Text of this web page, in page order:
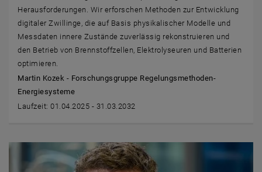
Herausforderungen. Wir erforschen Methoden zur Entwicklung
digitaler Zwillinge, die auf Basis physikalischer Modelle und
Messdaten innere Zustände zuverlässig rekonstruieren und
den Betrieb von Brennstoffzellen, Elektrolyseuren und Batterien
optimieren.
Martin Kozek - Forschungsgruppe Regelungsmethoden-
Energiesysteme
Laufzeit: 01.04.2025 - 31.03.2032